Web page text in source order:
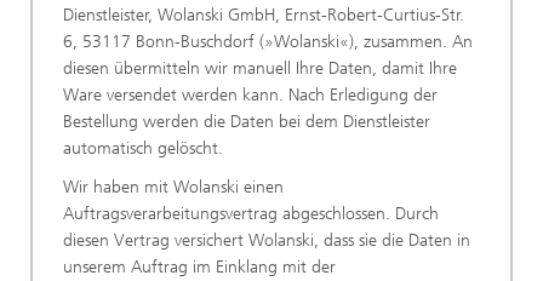
Dienstleister, Wolanski GmbH, Ernst-Robert-Curtius-Str.
6, 53117 Bonn-Buschdorf (»Wolanski«), zusammen. An
diesen übermitteln wir manuell Ihre Daten, damit Ihre
Ware versendet werden kann. Nach Erledigung der
Bestellung werden die Daten bei dem Dienstleister
automatisch gelöscht.
Wir haben mit Wolanski einen
Auftragsverarbeitungsvertrag abgeschlossen. Durch
diesen Vertrag versichert Wolanski, dass sie die Daten in
unserem Auftrag im Einklang mit der